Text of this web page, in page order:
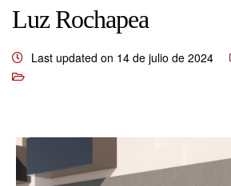
Luz Rochapea
Last updated on 14 de julio de 2024